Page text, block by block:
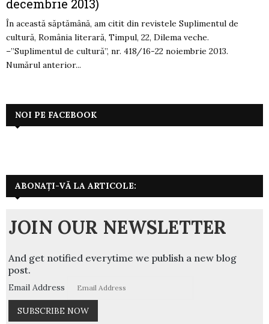
decembrie 2013)
În această săptămână, am citit din revistele Suplimentul de
cultură, România literară, Timpul, 22, Dilema veche.
–”Suplimentul de cultură”, nr. 418/16-22 noiembrie 2013.
Numărul anterior...
NOI PE FACEBOOK
ABONAȚI-VĂ LA ARTICOLE:
JOIN OUR NEWSLETTER
And get notified everytime we publish a new blog
post.
Email Address